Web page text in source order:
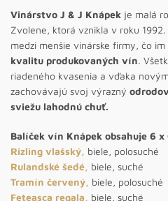
Vinárstvo J & J Knápek je malá
Zvolene, ktorá vznikla v roku
medzi menšie vinárske firmy, čo
kvalitu produkovaných vín.
riadeného kvasenia a vďaka
zachovávajú svoj výrazný
sviežu lahodnú chuť.
Balíček vín Knápek obsahuje 6 x
Rizling vlašský biele, polosuché
Rulandské šedé biele, suché
Tramín červený biele, polosuché
Feteasca regala,
biele, suché